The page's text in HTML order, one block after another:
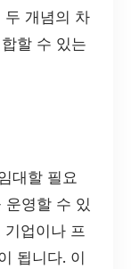
두 개념의 차
할 수 있는
대할 필요
운영할 수 있
업이나 프
됩니다. 이